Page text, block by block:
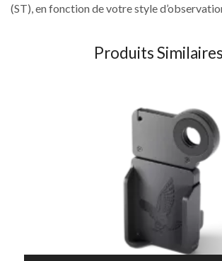
(ST), en fonction de votre style
Produits Similaires